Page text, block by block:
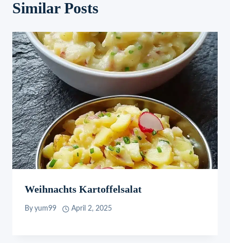
Similar Posts
Weihnachts Kartoffelsalat
By yum99 April 2, 2025